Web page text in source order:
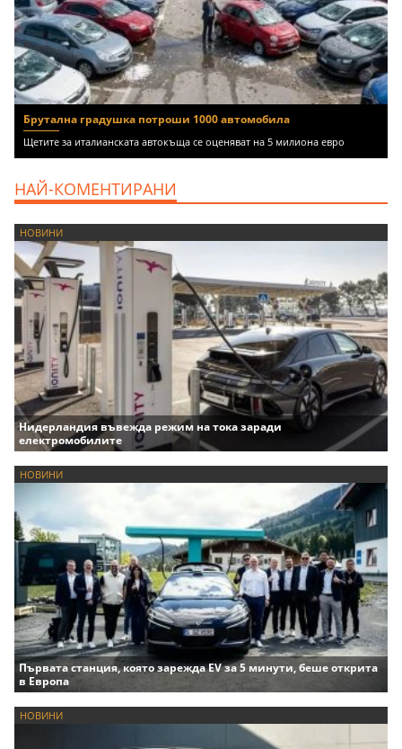
Брутална градушка потроши 1000 автомобила
Щетите за италианската автокъща се оценяват на 5 милиона евро
НАЙ-КОМЕНТИРАНИ
НОВИНИ
Нидерландия въвежда режим на тока заради
електромобилите
НОВИНИ
Първата станция, която зарежда EV за 5 минути, беше открита
в Европа
НОВИНИ